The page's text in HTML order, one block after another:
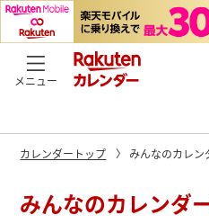
メニュー
カレンダートップ みんなのカレン
みんなのカレンダ